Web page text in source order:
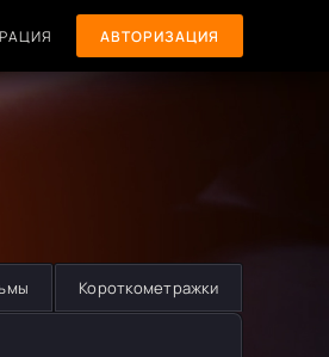
АВТОРИЗАЦИЯ
Короткометражки